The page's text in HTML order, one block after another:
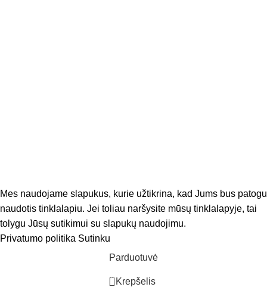
Mes naudojame slapukus, kurie užtikrina, kad Jums bus patogu
naudotis tinklalapiu. Jei toliau naršysite mūsų tinklalapyje, tai
tolygu Jūsų sutikimui su slapukų naudojimu.
Privatumo politika Sutinku
Parduotuvė
0 Krepšelis